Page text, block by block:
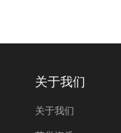
关于我们
关于我们